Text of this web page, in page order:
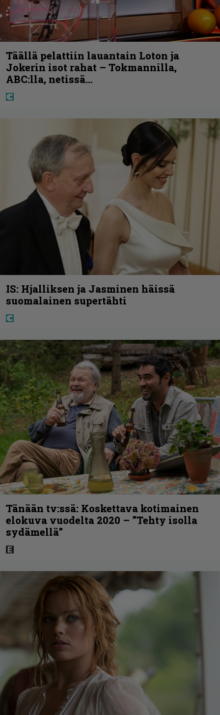
Täällä pelattiin lauantain Loton ja
Jokerin isot rahat – Tokmannilla,
ABC:lla, netissä…
IS: Hjalliksen ja Jasminen häissä
suomalainen supertähti
Tänään tv:ssä: Koskettava kotimainen
elokuva vuodelta 2020 – ”Tehty isolla
sydämellä”